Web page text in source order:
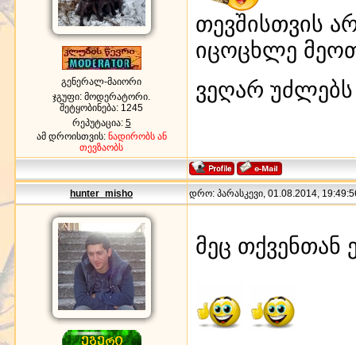
გენერალ-მაიორი
ჯგუფი: მოდერატორი.
შეტყობინება: 1245
რეპუტაცია: 5
ამ დროისთვის: ნადირობს ან
თევზაობს
თევშისთვის
იცოცხლე
ვეღარ
hunter_misho დრო: პარასკევი, 01.08.2014,
მეც